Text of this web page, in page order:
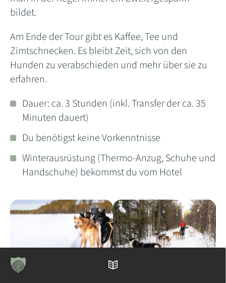
bildet.
Am Ende der Tour gibt es Kaffee, Tee und
Zimtschnecken. Es bleibt Zeit, sich von den
Hunden zu verabschieden und mehr über sie zu
erfahren.
Dauer: ca. 3 Stunden (inkl. Transfer der ca. 35
Minuten dauert)
Du benötigst keine Vorkenntnisse
Winterausrüstung (Thermo-Anzug, Schuhe und
Handschuhe) bekommst du vom Hotel
Inhaltsverzeichnis